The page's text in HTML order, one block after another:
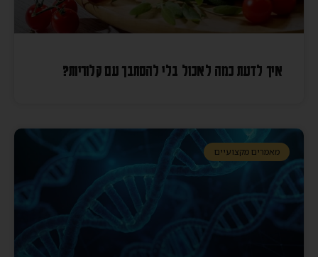
איך לדעת כמה לאכול בלי להסתבך עם קלוריות?
מאמרים מקצועיים